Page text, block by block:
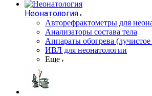
Неонатология
Авторефрактометры для
Анализаторы состава тела
Аппараты обогрева (лучистое
ИВЛ для неонатологии
Еще